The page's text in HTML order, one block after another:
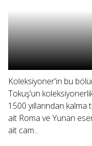
Koleksiyoner'in bu
Tokuş'un
1500 yıllarından
ait Roma ve Yunan
ait cam...